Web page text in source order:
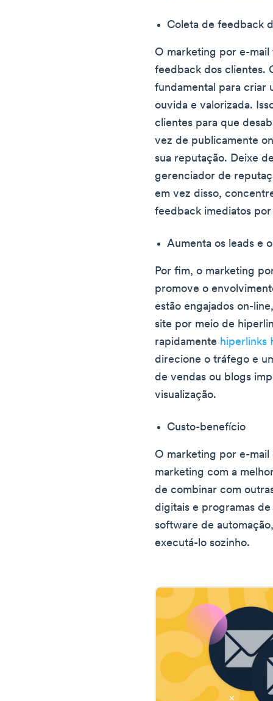
Coleta de feedback
O marketing por e-
feedback dos clientes.
fundamental para criar
ouvida e valorizada.
clientes para que
vez de publicamente
sua reputação. Deixe
gerenciador de
em vez disso,
feedback imediatos
Aumenta os leads e
Por fim, o marketing
promove o
estão engajados on-
site por meio de
rapidamente hiperlinks
direcione o tráfego e
de vendas ou blogs
visualização.
Custo-benefício
O marketing por e-mail
marketing com a
de combinar com
digitais e programas
software de
executá-lo sozinho.